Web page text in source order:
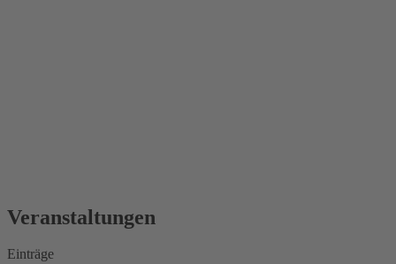
Veranstaltungen
Einträge